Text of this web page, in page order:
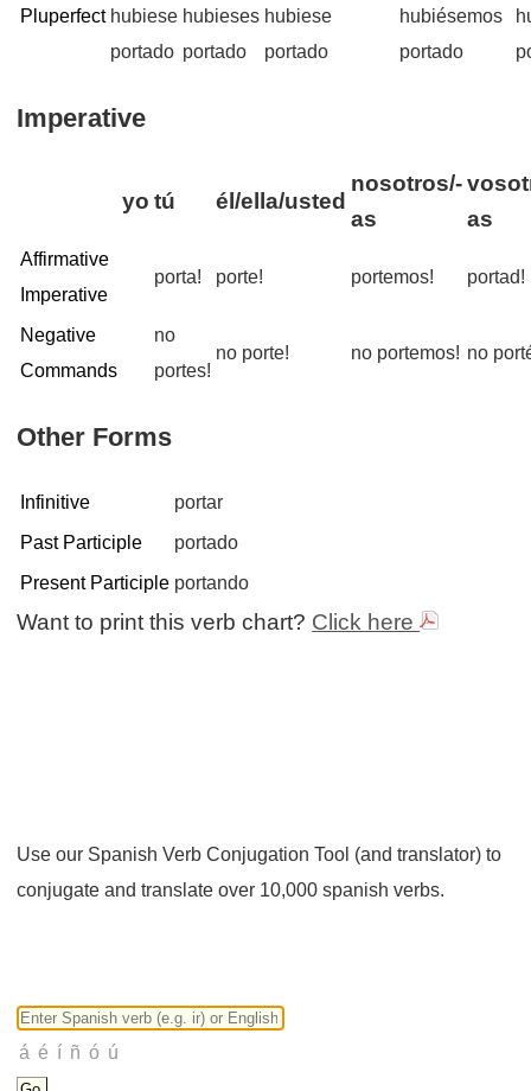
Pluperfect hubiese
portado
hubieses
portado
hubiese
portado
hubiésemos
portado
Imperative
yo tú él/ella/usted
nosotros/-
as
as
Affirmative
Imperative
porta! porte! portemos! portad!
Negative
Commands
no
portes!
no porte! no portemos! no
Other Forms
Infinitive
portar
Past Participle
portado
Present Participle portando
Want to print this verb chart? Click here
Use our Spanish Verb Conjugation Tool (and translator) to
conjugate and translate over 10,000 spanish verbs.